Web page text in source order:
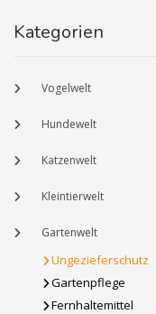
Kategorien
Vogelwelt
Hundewelt
Katzenwelt
Kleintierwelt
Gartenwelt
Ungezieferschutz
Gartenpflege
Fernhaltemittel